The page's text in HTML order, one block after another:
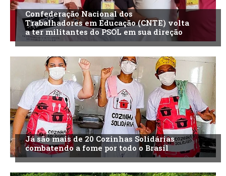
Confederação Nacional dos
Trabalhadores em Educação (CNTE) volta
a ter militantes do PSOL em sua direção
Já são mais de 20 Cozinhas Solidárias
combatendo a fome por todo o Brasil